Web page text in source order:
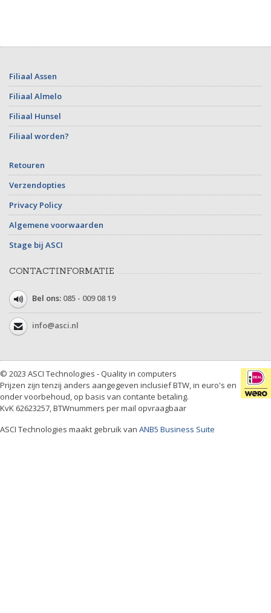
Filiaal Assen
Filiaal Almelo
Filiaal Hunsel
Filiaal worden?
Retouren
Verzendopties
Privacy Policy
Algemene voorwaarden
Stage bij ASCI
CONTACTINFORMATIE
Bel ons: 085 - 009 08 19
info@asci.nl
© 2023 ASCI Technologies - Quality in computers
Prijzen zijn tenzij anders aangegeven inclusief BTW, in euro's en
onder voorbehoud, op basis van contante betaling.
KvK 62623257, BTWnummers per mail opvraagbaar
ASCI Technologies maakt gebruik van ANB5 Business Suite